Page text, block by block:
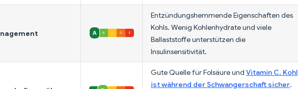
Entzündungshemmende Eigenschaften des
Kohls. Wenig Kohlenhydrate und viele
Ballaststoffe unterstützen die
Insulinsensitivität.
Gute Quelle für Folsäure und Vitamin C. Kohl
ist während der Schwangerschaft sicher.